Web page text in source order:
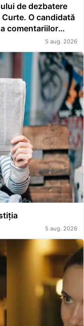
de dezbatere
O candidată
comentariilor
instanțelor
5 aug. 2026
5 aug. 2026